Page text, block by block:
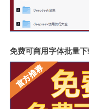
免费可商用字体批量